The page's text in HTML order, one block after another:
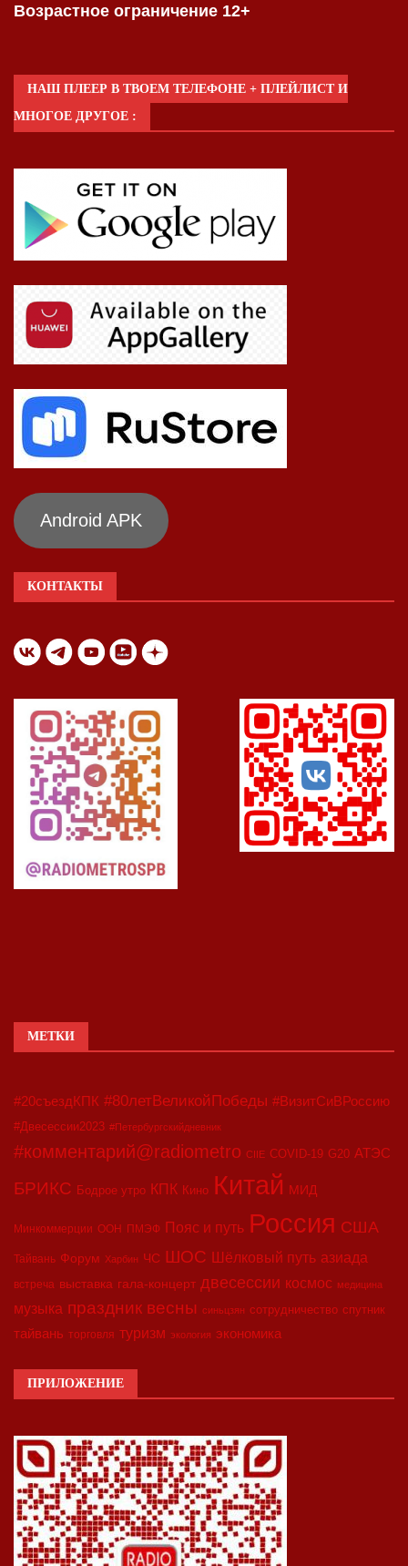
Возрастное ограничение 12+
НАШ ПЛЕЕР В ТВОЕМ ТЕЛЕФОНЕ + ПЛЕЙЛИСТ И
МНОГОЕ ДРУГОЕ :
Android APK
КОНТАКТЫ
МЕТКИ
#20съездКПК #80летВеликойПобеды #ВизитСиВРоссию
#Двесессии2023 #Петербургскийдневник
#комментарий@radiometro CIIE COVID-19 G20 АТЭС
БРИКС Бодрое утро КПК Кино Китай МИД
Минкоммерции ООН ПМЭФ Пояс и путь Россия США
Тайвань Форум Харбин ЧС ШОС Шёлковый путь азиада
встреча выставка гала-концерт двесессии космос медицина
музыка праздник весны синьцзян сотрудничество спутник
тайвань торговля туризм экология экономика
ПРИЛОЖЕНИЕ